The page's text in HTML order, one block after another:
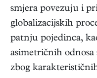
smjera povezuju i
globalizacijskih
patnju pojedinca,
asimetričnih odnosa
zbog